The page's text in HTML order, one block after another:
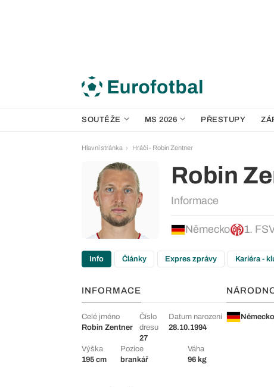
SOUTĚŽE MS 2026 PŘESTUPY
Hlavní stránka Hráči - Robin Zentner
Robin
Informace
Německo 1.
Info Články Expres zprávy Kariéra -
INFORMACE
Celé jméno
Robin Zentner
Číslo
dresu
27
Datum narození
28.10.1994
Výška
195 cm
Pozice
brankář
Váha
96 kg
Německo